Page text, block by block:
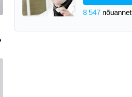
8 547 nõuannet